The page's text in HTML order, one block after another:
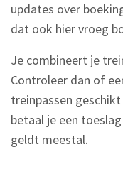
updates over
dat ook hier vroeg
Je combineert je
Controleer dan of
treinpassen
betaal je een
geldt meestal.